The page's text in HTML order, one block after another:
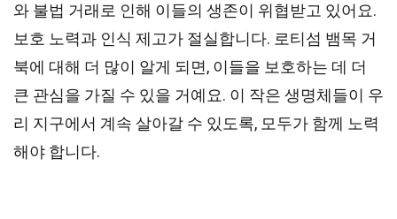
와 불법 거래로 인해 이들의 생존이 위협받고 있어요.
보호 노력과 인식 제고가 절실합니다. 로티섬 뱀목 거
북에 대해 더 많이 알게 되면, 이들을 보호하는 데 더
큰 관심을 가질 수 있을 거예요. 이 작은 생명체들이 우
리 지구에서 계속 살아갈 수 있도록, 모두가 함께 노력
해야 합니다.